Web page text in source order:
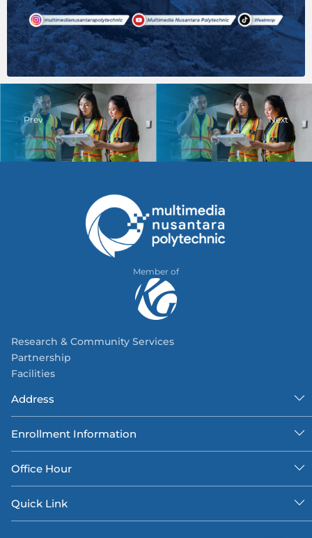
Prev Next
Member of
Research & Community Services
Partnership
Facilities
Address
Enrollment Information
Office Hour
Quick Link